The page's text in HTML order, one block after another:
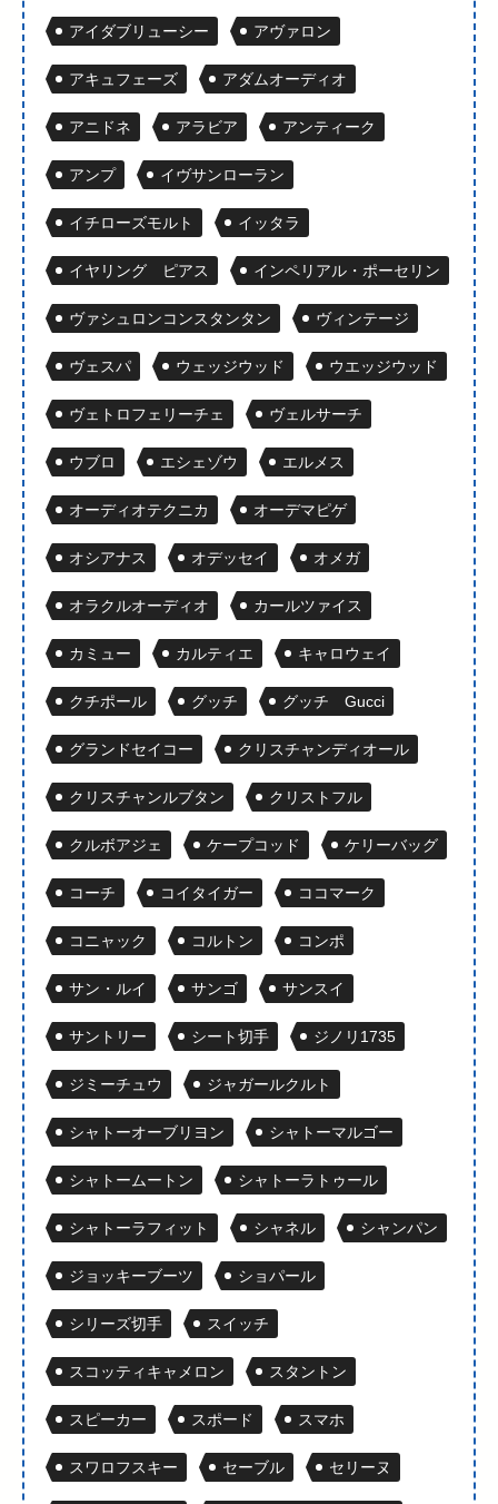
アイダブリューシー アヴァロン
アキュフェーズ アダムオーディオ
アニドネ アラビア アンティーク
アンプ イヴサンローラン
イチローズモルト イッタラ
イヤリング ピアス インペリアル・ポーセリン
ヴァシュロンコンスタンタン ヴィンテージ
ヴェスパ ウェッジウッド ウエッジウッド
ヴェトロフェリーチェ ヴェルサーチ
ウブロ エシェゾウ エルメス
オーディオテクニカ オーデマピゲ
オシアナス オデッセイ オメガ
オラクルオーディオ カールツァイス
カミュー カルティエ キャロウェイ
クチポール グッチ グッチ Gucci
グランドセイコー クリスチャンディオール
クリスチャンルブタン クリストフル
クルボアジェ ケープコッド ケリーバッグ
コーチ コイタイガー ココマーク
コニャック コルトン コンポ
サン・ルイ サンゴ サンスイ
サントリー シート切手 ジノリ1735
ジミーチュウ ジャガールクルト
シャトーオーブリヨン シャトーマルゴー
シャトームートン シャトーラトゥール
シャトーラフィット シャネル シャンパン
ジョッキーブーツ ショパール
シリーズ切手 スイッチ
スコッティキャメロン スタントン
スピーカー スポード スマホ
スワロフスキー セーブル セリーヌ